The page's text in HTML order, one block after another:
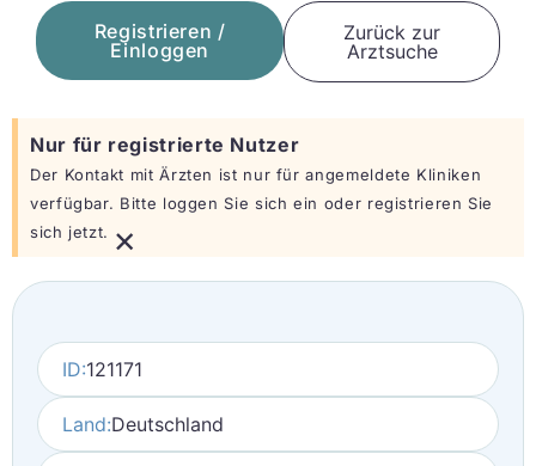
Registrieren /
Einloggen
Zurück zur
Arztsuche
Nur für registrierte Nutzer
Der Kontakt mit Ärzten ist nur für angemeldete Kliniken
verfügbar. Bitte loggen Sie sich ein oder registrieren Sie
sich jetzt. ×
ID:121171
Land:Deutschland